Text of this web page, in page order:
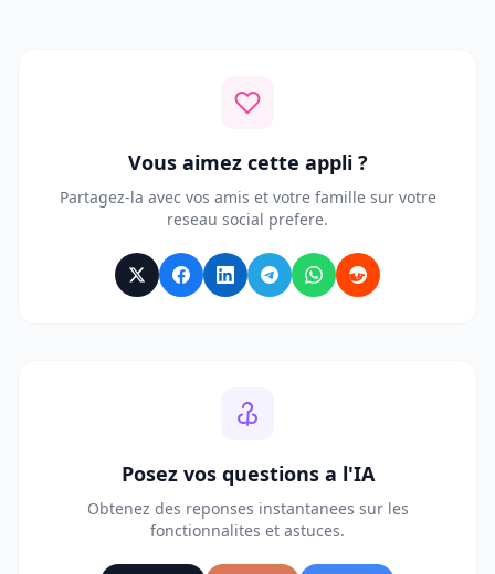
Vous aimez cette appli ?
Partagez-la avec vos amis et votre famille sur votre
reseau social prefere.
Posez vos questions a l'IA
Obtenez des reponses instantanees sur les
fonctionnalites et astuces.